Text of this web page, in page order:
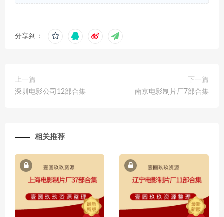
分享到：
上一篇
深圳电影公司12部合集
下一篇
南京电影制片厂7部合集
相关推荐